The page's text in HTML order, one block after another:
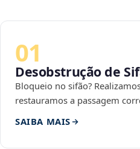
01
Desobstrução de
Bloqueio no sifão?
restauramos a passagem
SAIBA MAIS